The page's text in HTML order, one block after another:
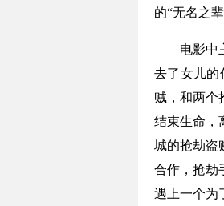
的“无名之
电影中主
去了女儿的
贼，和两个
结束生命，
城的抢劫盗
合作，抢劫
遇上一个为